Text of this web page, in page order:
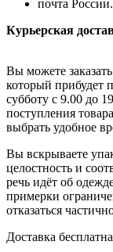
почта России.
Курьерская
Вы можете
который прибудет
субботу с 9.00 до
поступления
выбрать удобное
Вы вскрываете
целостность и
речь идёт об
примерки
отказаться
Доставка